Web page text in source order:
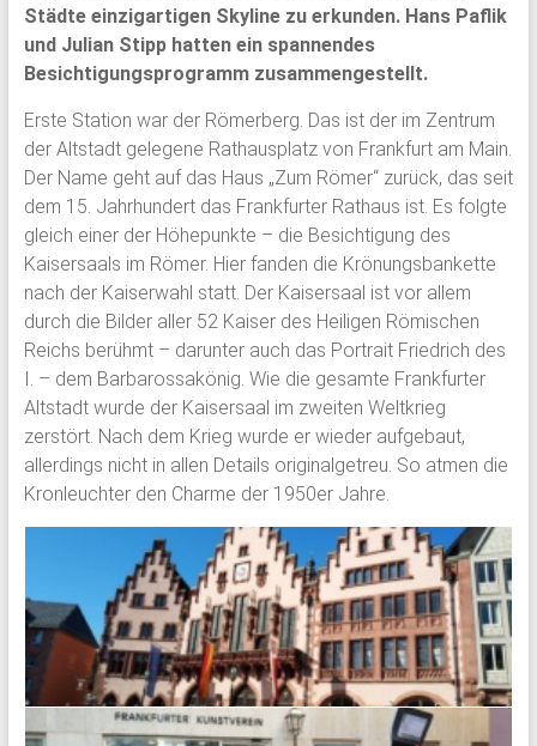
Städte einzigartigen Skyline zu erkunden. Hans Paflik
und Julian Stipp hatten ein spannendes
Besichtigungsprogramm zusammengestellt.
Erste Station war der Römerberg. Das ist der im Zentrum
der Altstadt gelegene Rathausplatz von Frankfurt am Main.
Der Name geht auf das Haus „Zum Römer“ zurück, das seit
dem 15. Jahrhundert das Frankfurter Rathaus ist. Es folgte
gleich einer der Höhepunkte – die Besichtigung des
Kaisersaals im Römer. Hier fanden die Krönungsbankette
nach der Kaiserwahl statt. Der Kaisersaal ist vor allem
durch die Bilder aller 52 Kaiser des Heiligen Römischen
Reichs berühmt – darunter auch das Portrait Friedrich des
I. – dem Barbarossakönig. Wie die gesamte Frankfurter
Altstadt wurde der Kaisersaal im zweiten Weltkrieg
zerstört. Nach dem Krieg wurde er wieder aufgebaut,
allerdings nicht in allen Details originalgetreu. So atmen die
Kronleuchter den Charme der 1950er Jahre.